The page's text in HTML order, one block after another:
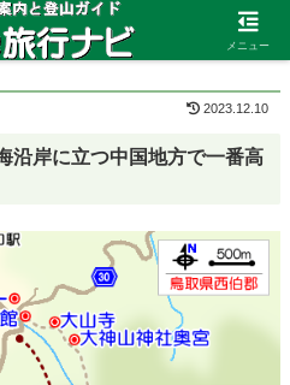
2023.12.10
沿岸に立つ中国地方で一番高
メニュー